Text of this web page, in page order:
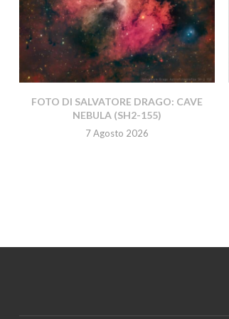
FOTO DI SALVATORE DRAGO: CAVE
NEBULA (SH2-155)
7 Agosto 2026